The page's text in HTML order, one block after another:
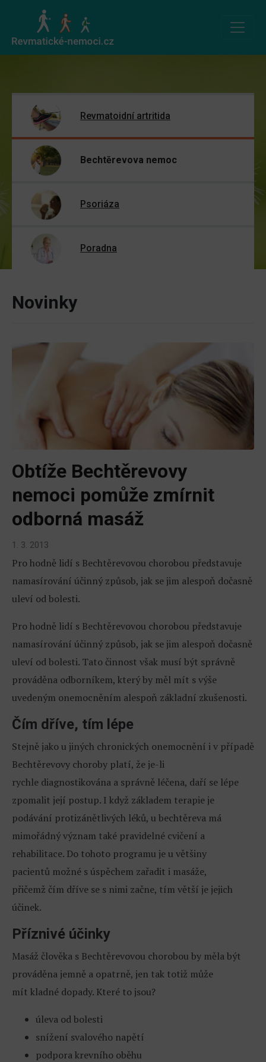
Revmatoidní artritida
Bechtěrevova nemoc
Psoriáza
Poradna
Novinky
Obtíže Bechtěrevovy
nemoci pomůže zmírnit
odborná masáž
1. 3. 2013
Pro hodně lidí s Bechtěrevovou chorobou představuje
namasírování účinný způsob, jak se jim alespoň dočasně
uleví od bolesti.
Pro hodně lidí s Bechtěrevovou chorobou představuje
namasírování účinný způsob, jak se jim alespoň dočasně
uleví od bolesti. Tato činnost však musí být správně
prováděna odborníkem, který by měl mít s výše
uvedeným onemocněním alespoň základní zkušenosti.
Čím dříve, tím lépe
Stejně jako u jiných chronických onemocnění i v případě
Bechtěrevovy choroby platí, že je-li
rychle diagnostikována a správně léčena, daří se lépe
zpomalit její postup. I když základem terapie je
podávání protizánětlivých léků, u bechtěreva má
mimořádný význam také pravidelné cvičení a
rehabilitace. Do tohoto programu je u většiny
pacientů možné s úspěchem zařadit i masáže,
přičemž čím dříve se s nimi začne, tím větší je jejich
účinek.
Příznivé účinky
Masáž člověka s Bechtěrevovou chorobou by měla být
prováděna jemně a opatrně, jen tak totiž může
mít kladné dopady. Které to jsou?
úleva od bolesti
snížení svalového napětí
podpora krevního oběhu